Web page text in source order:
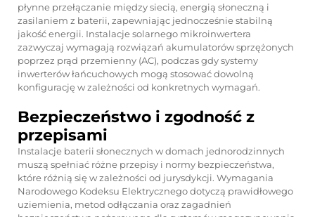
płynne przełączanie między siecią, energią słoneczną i
zasilaniem z baterii, zapewniając jednocześnie stabilną
jakość energii. Instalacje solarnego mikroinwertera
zazwyczaj wymagają rozwiązań akumulatorów sprzężonych
poprzez prąd przemienny (AC), podczas gdy systemy
inwerterów łańcuchowych mogą stosować dowolną
konfigurację w zależności od konkretnych wymagań.
Bezpieczeństwo i zgodność z
przepisami
Instalacje baterii słonecznych w domach jednorodzinnych
muszą spełniać różne przepisy i normy bezpieczeństwa,
które różnią się w zależności od jurysdykcji. Wymagania
Narodowego Kodeksu Elektrycznego dotyczą prawidłowego
uziemienia, metod odłączania oraz zagadnień